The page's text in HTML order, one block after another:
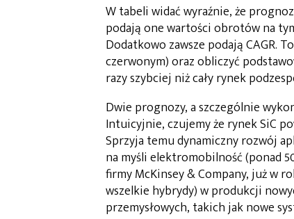
W tabeli widać wyraźnie, że
podają one wartości obrotów na
Dodatkowo zawsze podają CAGR.
czerwonym) oraz obliczyć
razy szybciej niż cały rynek
Dwie prognozy, a szczególnie
Intuicyjnie, czujemy że rynek SiC
Sprzyja temu dynamiczny rozwój
na myśli elektromobilność (ponad
firmy McKinsey & Company, już w
wszelkie hybrydy) w produkcji
przemysłowych, takich jak nowe